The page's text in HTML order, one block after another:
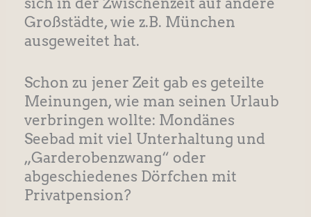
Großstädte, wie z.B. München
ausgeweitet hat.
Schon zu jener Zeit gab es geteilte
Meinungen, wie man seinen Urlaub
verbringen wollte: Mondänes
Seebad mit viel Unterhaltung und
„Garderobenzwang“ oder
abgeschiedenes Dörfchen mit
Privatpension?